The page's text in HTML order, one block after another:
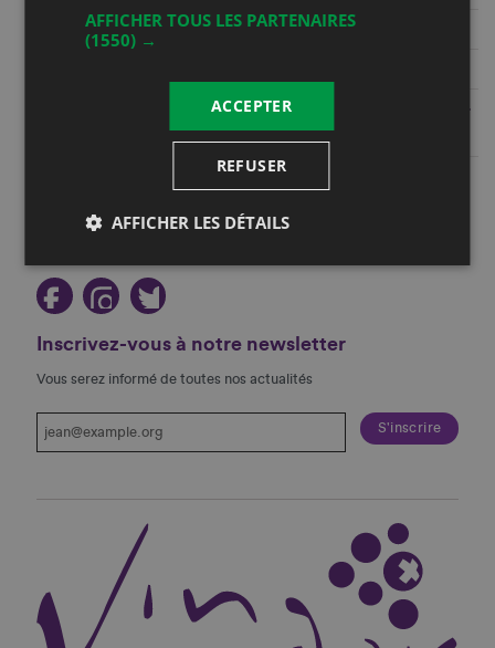
https://www.cavebertholet.ch/bar-
a-vins---caveau.html
Restez au courant!
Inscrivez-vous à notre newsletter
Vous serez informé de toutes nos actualités
AFFICHER TOUS LES PARTENAIRES
(1550) →
ACCEPTER
REFUSER
AFFICHER LES DÉTAILS